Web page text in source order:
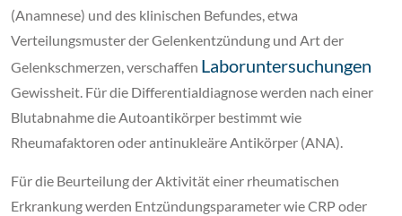
(Anamnese) und des klinischen Befundes, etwa
Verteilungsmuster der Gelenkentzündung und Art der
Gelenkschmerzen, verschaffen Laboruntersuchungen
Gewissheit. Für die Differentialdiagnose werden nach einer
Blutabnahme die Autoantikörper bestimmt wie
Rheumafaktoren oder antinukleäre Antikörper (ANA).
Für die Beurteilung der Aktivität einer rheumatischen
Erkrankung werden Entzündungsparameter wie CRP oder